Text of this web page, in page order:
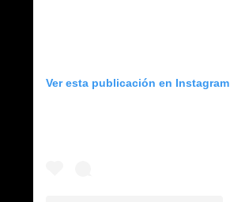
Ver esta publicación en Instagram